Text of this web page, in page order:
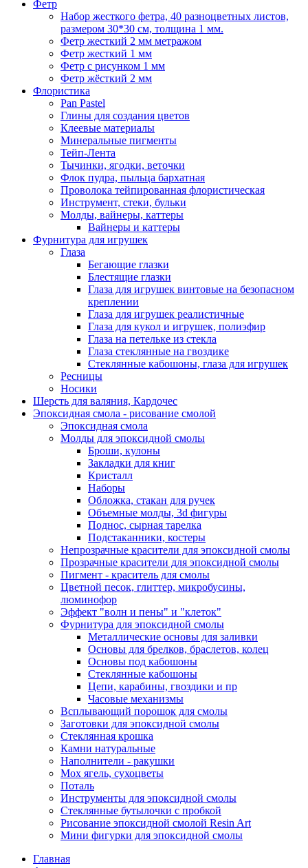
Фетр
Набор жесткого фетра, 40 разноцветных листов,
размером 30*30 см, толщина 1 мм.
Фетр жесткий 2 мм метражом
Фетр жесткий 1 мм
Фетр с рисунком 1 мм
Фетр жёсткий 2 мм
Флористика
Pan Pastel
Глины для создания цветов
Клеевые материалы
Минеральные пигменты
Тейп-Лента
Тычинки, ягодки, веточки
Флок пудра, пыльца бархатная
Проволока тейпированная флористическая
Инструмент, стеки, бульки
Молды, вайнеры, каттеры
Вайнеры и каттеры
Фурнитура для игрушек
Глаза
Бегающие глазки
Блестящие глазки
Глаза для игрушек винтовые на безопасном
креплении
Глаза для игрушек реалистичные
Глаза для кукол и игрушек, полиэфир
Глаза на петельке из стекла
Глаза стеклянные на гвоздике
Стеклянные кабошоны, глаза для игрушек
Ресницы
Носики
Шерсть для валяния, Кардочес
Эпоксидная смола - рисование смолой
Эпоксидная смола
Молды для эпоксидной смолы
Броши, кулоны
Закладки для книг
Кристалл
Наборы
Обложка, стакан для ручек
Объемные молды, 3d фигуры
Поднос, сырная тарелка
Подстаканники, костеры
Непрозрачные красители для эпоксидной смолы
Прозрачные красители для эпоксидной смолы
Пигмент - краситель для смолы
Цветной песок, глиттер, микробусины,
люминофор
Эффект "волн и пены" и "клеток"
Фурнитура для эпоксидной смолы
Металлические основы для заливки
Основы для брелков, браслетов, колец
Основы под кабошоны
Стеклянные кабошоны
Цепи, карабины, гвоздики и пр
Часовые механизмы
Всплывающий порошок для смолы
Заготовки для эпоксидной смолы
Стеклянная крошка
Камни натуральные
Наполнители - ракушки
Мох ягель, сухоцветы
Поталь
Инструменты для эпоксидной смолы
Стеклянные бутылочки с пробкой
Рисование эпоксидной смолой Resin Art
Мини фигурки для эпоксидной смолы
Главная